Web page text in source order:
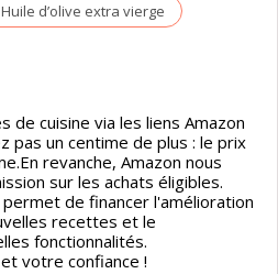
Huile d’olive extra vierge
de cuisine via les liens Amazon
pas un centime de plus : le prix
revanche, Amazon nous
sur les achats éligibles.
de financer l'amélioration
recettes et le
fonctionnalités.
votre confiance !